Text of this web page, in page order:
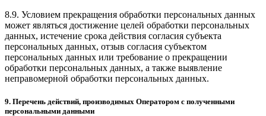
8.9. Условием прекращения обработки персональных данных
может являться достижение целей обработки персональных
данных, истечение срока действия согласия субъекта
персональных данных, отзыв согласия субъектом
персональных данных или требование о прекращении
обработки персональных данных, а также выявление
неправомерной обработки персональных данных.
9. Перечень действий, производимых Оператором с полученными
персональными данными